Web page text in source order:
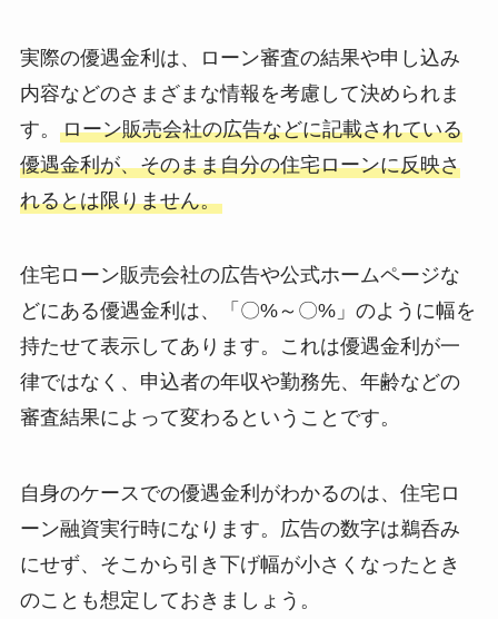
実際の優遇金利は、ローン審査の結果や申し込み
内容などのさまざまな情報を考慮して決められま
す。 ローン販売会社の広告などに記載されている
優遇金利が、そのまま自分の住宅ローンに反映さ
れるとは限りません。
住宅ローン販売会社の広告や公式ホームページな
どにある優遇金利は、「〇%～〇%」のように幅を
持たせて表示してあります。これは優遇金利が一
律ではなく、申込者の年収や勤務先、年齢などの
審査結果によって変わるということです。
自身のケースでの優遇金利がわかるのは、住宅ロ
ーン融資実行時になります。広告の数字は鵜呑み
にせず、そこから引き下げ幅が小さくなったとき
のことも想定しておきましょう。